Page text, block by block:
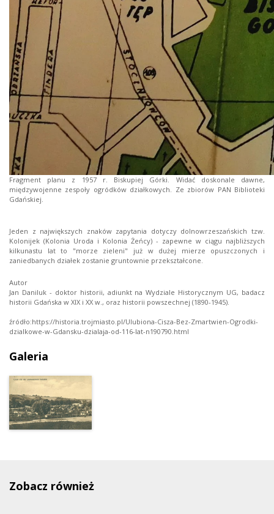
Fragment planu z 1957 r. Biskupiej Górki. Widać doskonale dawne,
międzywojenne zespoły ogródków działkowych. Ze zbiorów PAN Biblioteki
Gdańskiej.
Jeden z największych znaków zapytania dotyczy dolnowrzeszańskich tzw.
Kolonijek (Kolonia Uroda i Kolonia Żeńcy) - zapewne w ciągu najbliższych
kilkunastu lat to "morze zieleni" już w dużej mierze opuszczonych i
zaniedbanych działek zostanie gruntownie przekształcone.
Autor
Jan Daniluk - doktor historii, adiunkt na Wydziale Historycznym UG, badacz
historii Gdańska w XIX i XX w., oraz historii powszechnej (1890-1945).
źródło:https://historia.trojmiasto.pl/Ulubiona-Cisza-Bez-Zmartwien-Ogrodki-
dzialkowe-w-Gdansku-dzialaja-od-116-lat-n190790.html
Galeria
Zobacz również